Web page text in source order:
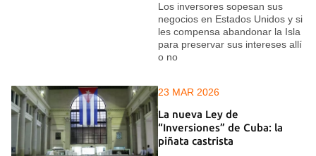
Los inversores sopesan sus
negocios en Estados Unidos y si
les compensa abandonar la Isla
para preservar sus intereses allí
o no
23 MAR 2026
La nueva Ley de
“Inversiones” de Cuba: la
piñata castrista